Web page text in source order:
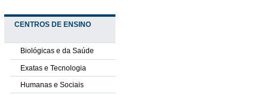
CENTROS DE ENSINO
Biológicas e da Saúde
Exatas e Tecnologia
Humanas e Sociais